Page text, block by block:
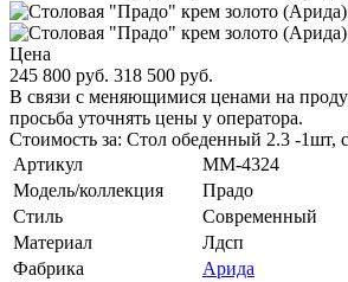
Цена
245 800 руб. 318 500 руб.
В связи с меняющимися ценами на
просьба уточнять цены у оператора.
Стоимость за: Стол обеденный 2.3 -1шт,
Артикул
MM-4324
Модель/коллекция
Прадо
Стиль
Современный
Материал
Лдсп
Фабрика
Арида